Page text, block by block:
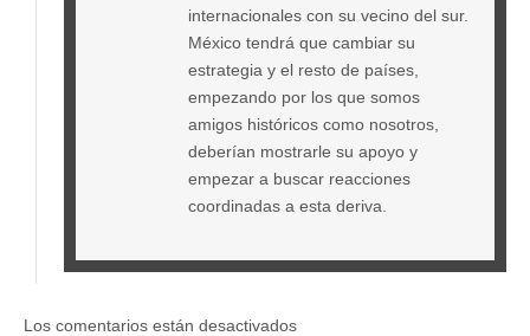
internacionales con su vecino del sur.
México tendrá que cambiar su
estrategia y el resto de países,
empezando por los que somos
amigos históricos como nosotros,
deberían mostrarle su apoyo y
empezar a buscar reacciones
coordinadas a esta deriva.
Los comentarios están desactivados